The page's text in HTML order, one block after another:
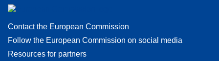
Contact the European Commission
Follow the European Commission on social media
Resources for partners